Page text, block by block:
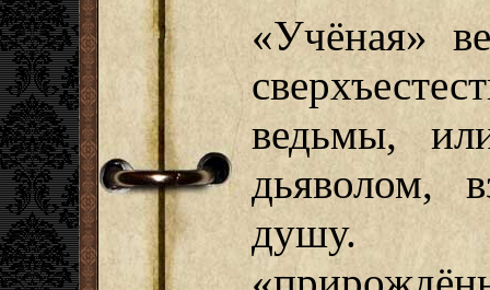
«Учёная»
ведьмы,
дьяволом,
душу.